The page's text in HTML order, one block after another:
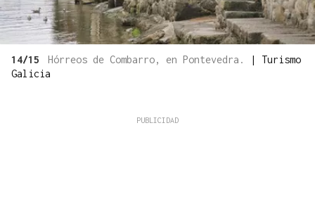
14/15 Hórreos de Combarro, en Pontevedra. | Turismo
Galicia